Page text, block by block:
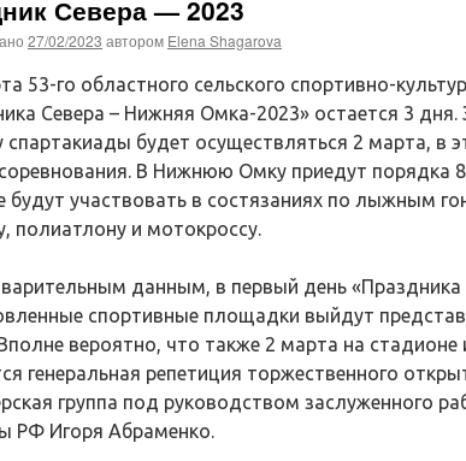
Севера — 2023
27/02/2023 автором Elena Shagarova
53-го областного сельского спортивно-
Севера – Нижняя Омка-2023» остается 3 дня.
спартакиады будет осуществляться 2 марта, в
В Нижнюю Омку приедут порядка
будут участвовать в состязаниях по лыжным
полиатлону и мотокроссу.
данным, в первый день «Праздника
спортивные площадки выйдут
вероятно, что также 2 марта на
генеральная репетиция торжественного
группа под руководством заслуженного
РФ Игоря Абраменко.